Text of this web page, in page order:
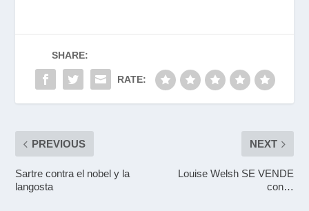
SHARE:
RATE:
PREVIOUS
Sartre contra el nobel y la
langosta
NEXT
Louise Welsh SE VENDE
con…